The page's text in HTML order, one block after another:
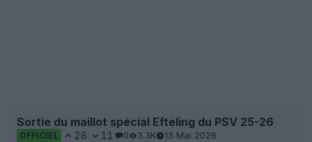
Sortie du maillot spécial Efteling du PSV 25-26
OFFICIEL 28 11 0 3.3K 13 Mai 2026